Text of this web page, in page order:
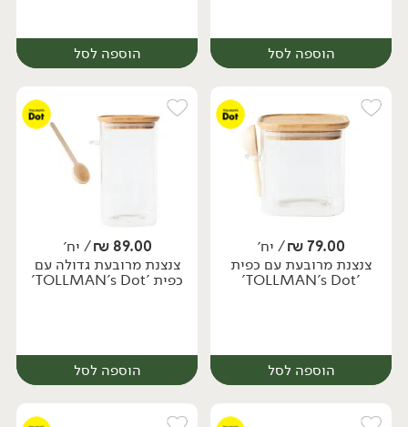
הוספה לסל
יח׳
הוספה לסל
יח׳
79.00
₪/ יח׳
צנצנת מרובעת עם כפית
'TOLLMAN's Dot'
הוספה לסל
89.00
₪/ יח׳
צנצנת מרובעת גדולה עם
כפית 'TOLLMAN's Dot'
הוספה לסל